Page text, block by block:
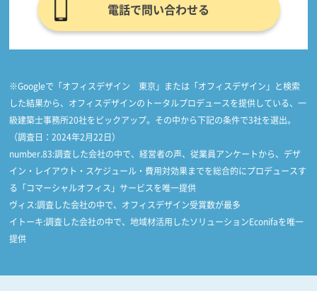
電話で問い合わせる
※Googleで「オフィスデザイン 東京」または「オフィスデザイン」と検索
した結果から、オフィスデザインのトータルプロデュースを提供している、一
級建築士事務所20社をピックアップ。その中から下記の条件で3社を選出。
（調査日：2024年2月22日）
number.83:調査した会社の中で、経営者の声、従業員アンケートから、デザ
イン・レイアウト・スケジュール・費用対効果までを総合的にプロデュースす
る「コマーシャルオフィス」サービスを唯一提供
ヴィス:調査した会社の中で、オフィスデザイン受賞数が最多
イトーキ:調査した会社の中で、地域材活用したソリューションEconifaを唯一
提供